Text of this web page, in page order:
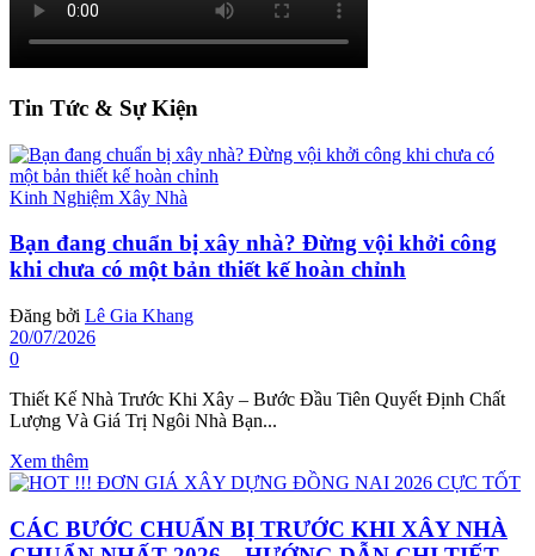
Tin Tức & Sự Kiện
Kinh Nghiệm Xây Nhà
Bạn đang chuẩn bị xây nhà? Đừng vội khởi công
khi chưa có một bản thiết kế hoàn chỉnh
Đăng bởi Lê Gia Khang
20/07/2026
0
Thiết Kế Nhà Trước Khi Xây – Bước Đầu Tiên Quyết Định Chất
Lượng Và Giá Trị Ngôi Nhà Bạn...
Xem thêm
CÁC BƯỚC CHUẨN BỊ TRƯỚC KHI XÂY NHÀ